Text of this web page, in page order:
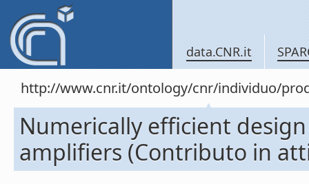
data.CNR.it
http://www.cnr.it/ontology/cnr/individuo/
Numerically efficient
amplifiers (Contributo in